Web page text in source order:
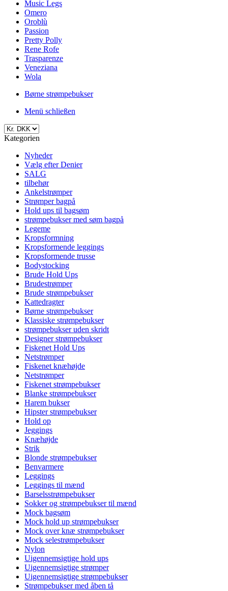
Music Legs
Omero
Oroblù
Passion
Pretty Polly
Rene Rofe
Trasparenze
Veneziana
Wola
Børne strømpebukser
Menü schließen
Kategorien
Nyheder
Vælg efter Denier
SALG
tilbehør
Ankelstrømper
Strømper bagpå
Hold ups til bagsøm
strømpebukser med søm bagpå
Legeme
Kropsformning
Kropsformende leggings
Kropsformende trusse
Bodystocking
Brude Hold Ups
Brudestrømper
Brude strømpebukser
Kattedragter
Børne strømpebukser
Klassiske strømpebukser
strømpebukser uden skridt
Designer strømpebukser
Fiskenet Hold Ups
Netstrømper
Fiskenet knæhøjde
Netstrømper
Fiskenet strømpebukser
Blanke strømpebukser
Harem bukser
Hipster strømpebukser
Hold op
Jeggings
Knæhøjde
Strik
Blonde strømpebukser
Benvarmere
Leggings
Leggings til mænd
Barselsstrømpebukser
Sokker og strømpebukser til mænd
Mock bagsøm
Mock hold up strømpebukser
Mock over knæ strømpebukser
Mock selestrømpebukser
Nylon
Uigennemsigtige hold ups
Uigennemsigtige strømper
Uigennemsigtige strømpebukser
Strømpebukser med åben tå